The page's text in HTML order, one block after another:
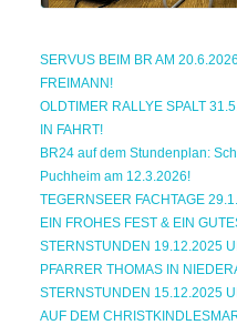
SERVUS BEIM BR AM
FREIMANN!
OLDTIMER RALLYE SPALT
IN FAHRT!
BR24 auf dem Stundenplan:
Puchheim am 12.3.2026!
TEGERNSEER FACHTAGE
EIN FROHES FEST & EIN
STERNSTUNDEN 19.12.2025
PFARRER THOMAS IN
STERNSTUNDEN 15.12.2025
AUF DEM